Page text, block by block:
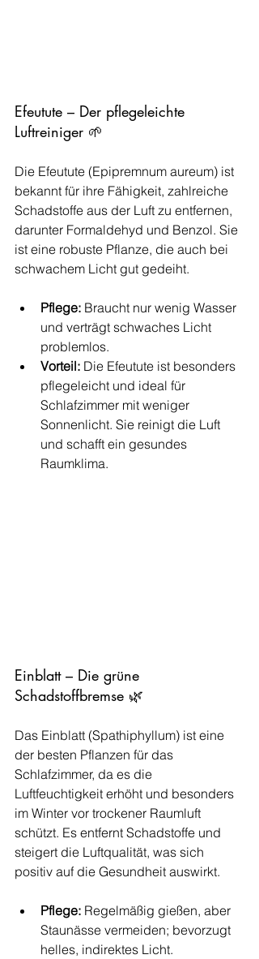
Efeutute – Der pflegeleichte
Luftreiniger 🌱
Die Efeutute (Epipremnum aureum) ist
bekannt für ihre Fähigkeit, zahlreiche
Schadstoffe aus der Luft zu entfernen,
darunter Formaldehyd und Benzol. Sie
ist eine robuste Pflanze, die auch bei
schwachem Licht gut gedeiht.
Pflege: Braucht nur wenig Wasser
und verträgt schwaches Licht
problemlos.
Vorteil: Die Efeutute ist besonders
pflegeleicht und ideal für
Schlafzimmer mit weniger
Sonnenlicht. Sie reinigt die Luft
und schafft ein gesundes
Raumklima.
Einblatt – Die grüne
Schadstoffbremse 🌿
Das Einblatt (Spathiphyllum) ist eine
der besten Pflanzen für das
Schlafzimmer, da es die
Luftfeuchtigkeit erhöht und besonders
im Winter vor trockener Raumluft
schützt. Es entfernt Schadstoffe und
steigert die Luftqualität, was sich
positiv auf die Gesundheit auswirkt.
Pflege: Regelmäßig gießen, aber
Staunässe vermeiden; bevorzugt
helles, indirektes Licht.